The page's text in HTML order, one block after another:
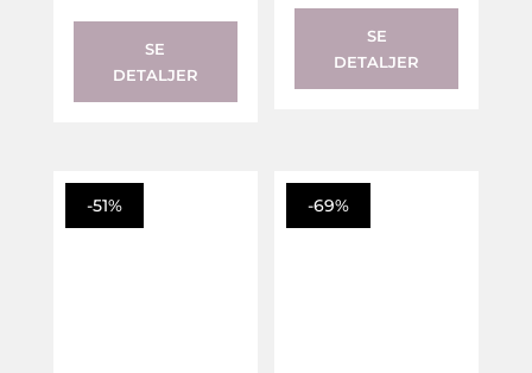
SE
DETALJER
SE
DETALJER
-51% -69%